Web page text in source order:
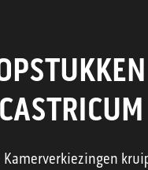
Kamerverkiezingen